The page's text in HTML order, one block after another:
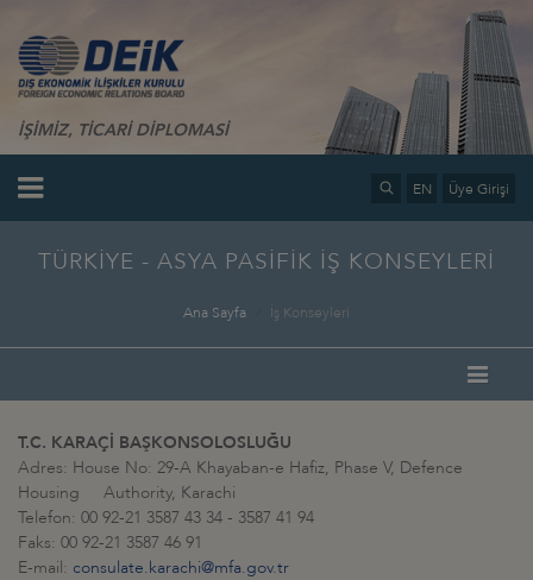
İŞİMİZ, TİCARİ DİPLOMASİ
EN Üye Girişi
TÜRKİYE - ASYA PASİFİK İŞ KONSEYLERİ
Ana Sayfa İş Konseyleri
T.C. KARAÇİ BAŞKONSOLOSLUĞU
Adres: House No: 29-A Khayaban-e Hafiz, Phase V, Defence
Housing Authority, Karachi
Telefon: 00 92-21 3587 43 34 - 3587 41 94
Faks: 00 92-21 3587 46 91
E-mail: consulate.karachi@mfa.gov.tr